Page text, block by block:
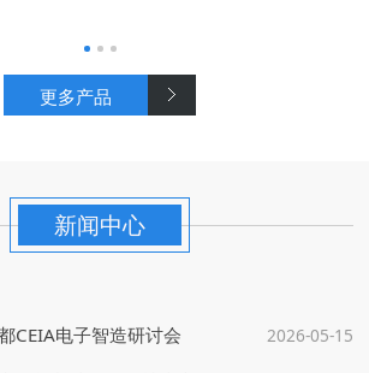
更多产品
新闻中心
CEIA电子智造研讨会
CEIA电子智造研讨会 2025-09-05
CEIA电子智造研讨会 2026-05-15